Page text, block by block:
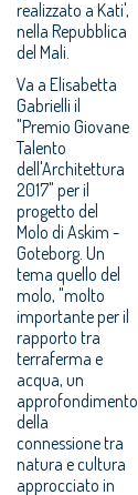
realizzato a Kati',
nella Repubblica
del Mali.
Va a Elisabetta
Gabrielli il
"Premio Giovane
Talento
dell'Architettura
2017" per il
progetto del
Molo di Askim -
Goteborg. Un
tema quello del
molo, "molto
importante per il
rapporto tra
terraferma e
acqua, un
approfondimento
della
connessione tra
natura e cultura
approcciato in